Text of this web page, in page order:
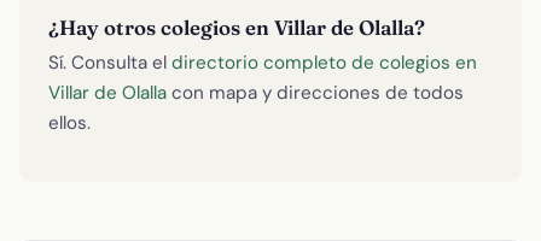
¿Hay otros colegios en Villar de Olalla?
Sí. Consulta el directorio completo de colegios en
Villar de Olalla con mapa y direcciones de todos
ellos.